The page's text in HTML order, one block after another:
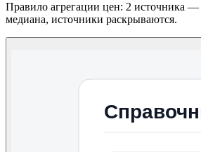
Правило агрегации цен: 2 источника
медиана, источники раскрываются.